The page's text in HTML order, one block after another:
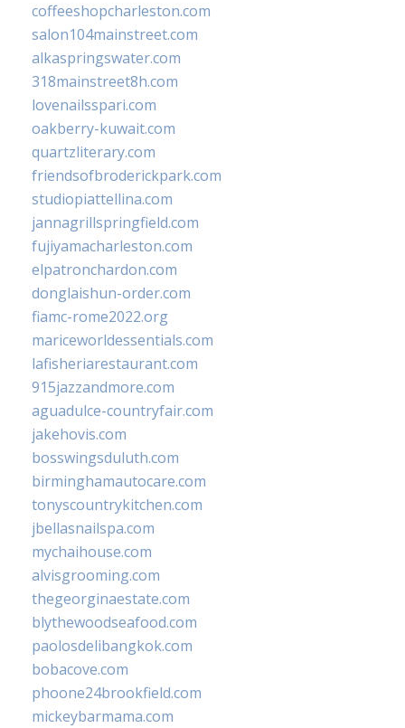
coffeeshopcharleston.com
salon104mainstreet.com
alkaspringswater.com
318mainstreet8h.com
lovenailsspari.com
oakberry-kuwait.com
quartzliterary.com
friendsofbroderickpark.com
studiopiattellina.com
jannagrillspringfield.com
fujiyamacharleston.com
elpatronchardon.com
donglaishun-order.com
fiamc-rome2022.org
mariceworldessentials.com
lafisheriarestaurant.com
915jazzandmore.com
aguadulce-countryfair.com
jakehovis.com
bosswingsduluth.com
birminghamautocare.com
tonyscountrykitchen.com
jbellasnailspa.com
mychaihouse.com
alvisgrooming.com
thegeorginaestate.com
blythewoodseafood.com
paolosdelibangkok.com
bobacove.com
phoone24brookfield.com
mickeybarmama.com